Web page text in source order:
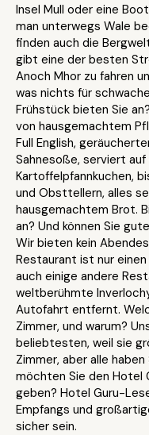
Insel Mull oder eine
man unterwegs Wale
finden auch die
gibt eine der besten
Anoch Mhor zu fahren
was nichts für
Frühstück bieten Sie
von hausgemachtem
Full English,
Sahnesoße, serviert auf
Kartoffelpfannkuchen,
und Obsttellern, alles
hausgemachtem Brot.
an? Und können Sie
Wir bieten kein
Restaurant ist nur
auch einige andere
weltberühmte
Autofahrt entfernt.
Zimmer, und warum?
beliebtesten, weil sie
Zimmer, aber alle
möchten Sie den Hotel
geben? Hotel Guru-
Empfangs und
sicher sein.